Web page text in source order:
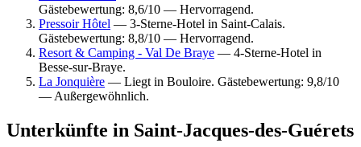
Gästebewertung: 8,6/10 — Hervorragend.
Pressoir Hôtel — 3-Sterne-Hotel in Saint-Calais.
Gästebewertung: 8,8/10 — Hervorragend.
Resort & Camping - Val De Braye — 4-Sterne-Hotel in
Besse-sur-Braye.
La Jonquière — Liegt in Bouloire. Gästebewertung: 9,8/10
— Außergewöhnlich.
Unterkünfte in Saint-Jacques-des-Guérets